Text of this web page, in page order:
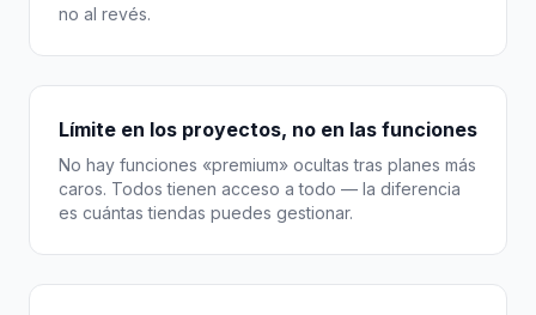
no al revés.
Límite en los proyectos, no en las funciones
No hay funciones «premium» ocultas tras planes más
caros. Todos tienen acceso a todo — la diferencia
es cuántas tiendas puedes gestionar.